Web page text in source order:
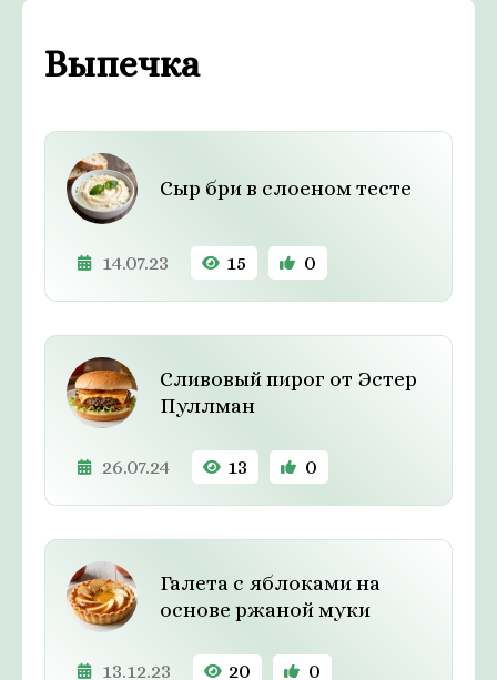
Выпечка
Сыр бри в слоеном тесте
14.07.23 15 0
Сливовый пирог от Эстер
Пуллман
26.07.24 13 0
Галета с яблоками на
основе ржаной муки
13.12.23 20 0